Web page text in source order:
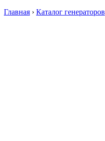
Главная › Каталог генераторов